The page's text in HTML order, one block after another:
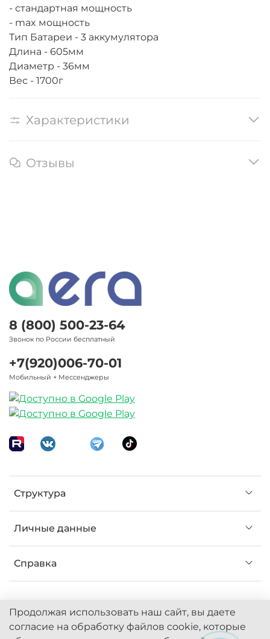
- стандартная мощность
- max мощность
Тип Батареи - 3 аккумулятора
Длина - 605мм
Диаметр - 36мм
Вес - 1700г
Характеристики
Отзывы
Структура
Личные данные
Справка
8 (800) 500-23-64
Звонок по России бесплатный
+7(920)006-70-01
Мобильный + Мессенджеры
Продолжая использовать наш сайт, вы даете
согласие на обработку файлов cookie, которые